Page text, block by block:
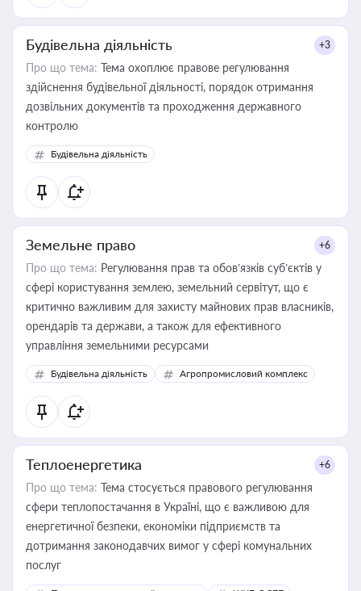
Будівельна діяльність +3
Про що тема: Тема охоплює правове регулювання
здійснення будівельної діяльності, порядок отримання
дозвільних документів та проходження державного
контролю
Будівельна діяльність
Земельне право +6
Про що тема: Регулювання прав та обов’язків суб’єктів у
сфері користування землею, земельний сервітут, що є
критично важливим для захисту майнових прав власників,
орендарів та держави, а також для ефективного
управління земельними ресурсами
Будівельна діяльність Агропромисловий комплекс
Теплоенергетика +6
Про що тема: Тема стосується правового регулювання
сфери теплопостачання в Україні, що є важливою для
енергетичної безпеки, економіки підприємств та
дотримання законодавчих вимог у сфері комунальних
послуг